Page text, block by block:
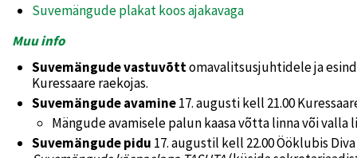
Suvemängude plakat koos ajakavaga
Muu info
Suvemängude vastuvõttomavalitsusjuhtidele ja
Kuressaare raekojas.
Suvemängude avamine17. augusti kell 21.00
Mängude avamisele palun kaasa võtta linna või valla
Suvemängude pidu 17. augustil kell 22.00 Ööklubis